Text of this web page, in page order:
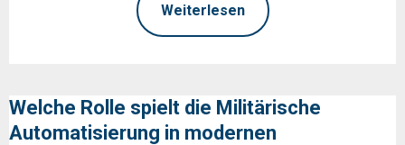
Weiterlesen
Welche Rolle spielt die Militärische
Automatisierung in modernen